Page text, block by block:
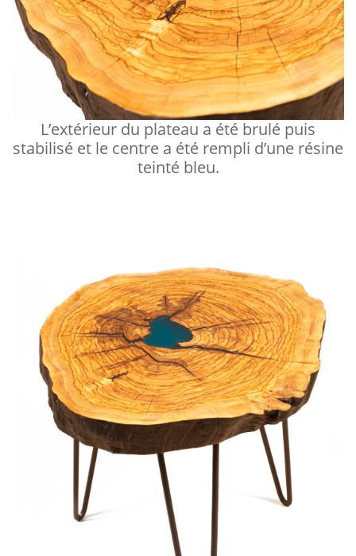
L’extérieur du plateau a été brulé puis
stabilisé et le centre a été rempli d’une résine
teinté bleu.